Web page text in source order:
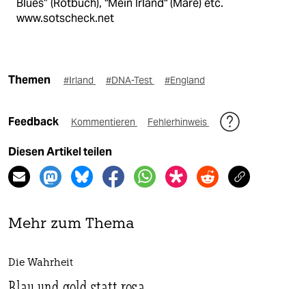
Blues“ (Rotbuch), "Mein Irland" (Mare) etc.
www.sotscheck.net
Themen #Irland #DNA-Test #England
Feedback Kommentieren Fehlerhinweis
Diesen Artikel teilen
Mehr zum Thema
Die Wahrheit